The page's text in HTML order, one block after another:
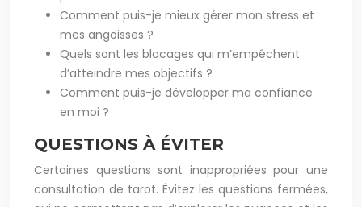
Comment puis-je mieux gérer mon stress et
mes angoisses ?
Quels sont les blocages qui m’empêchent
d’atteindre mes objectifs ?
Comment puis-je développer ma confiance
en moi ?
QUESTIONS À ÉVITER
Certaines questions sont inappropriées pour une
consultation de tarot. Évitez les questions fermées,